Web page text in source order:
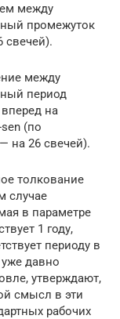
между
промежуток
свечей).
между
период
на
(по
на 26 свечей).
толкование
случае
в параметре
1 году,
периоду в
давно
утверждают,
смысл в эти
рабочих